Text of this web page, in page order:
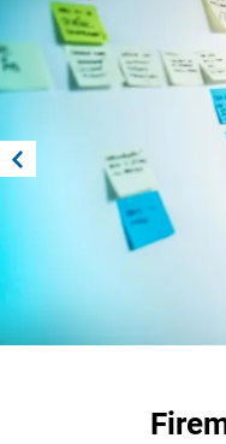
Predchádzajúce